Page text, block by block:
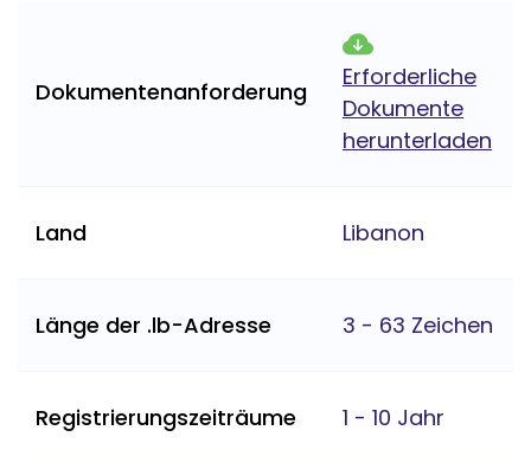
Dokumentenanforderung
Erforderliche
Dokumente
herunterladen
Land Libanon
Länge der .lb-Adresse 3 - 63 Zeichen
Registrierungszeiträume 1 - 10 Jahr